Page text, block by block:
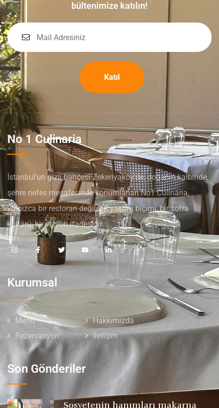
bültenimize katılın!
Katıl
No 1 Culinaria
İstanbul’un gizli bahçesi Zekeriyaköy’de, doğanın kalbinde,
şehre nefes mesafesinde konumlanan No1 Culinaria,
yalnızca bir restoran değil; bir yaşam biçimi, bir sofra
kültürü, bir vizyon ifadesidir.
Kurumsal
Menü
Hakkımızda
Rezervasyon
İletişim
Son Gönderiler
Sosyetenin hanımları makarna